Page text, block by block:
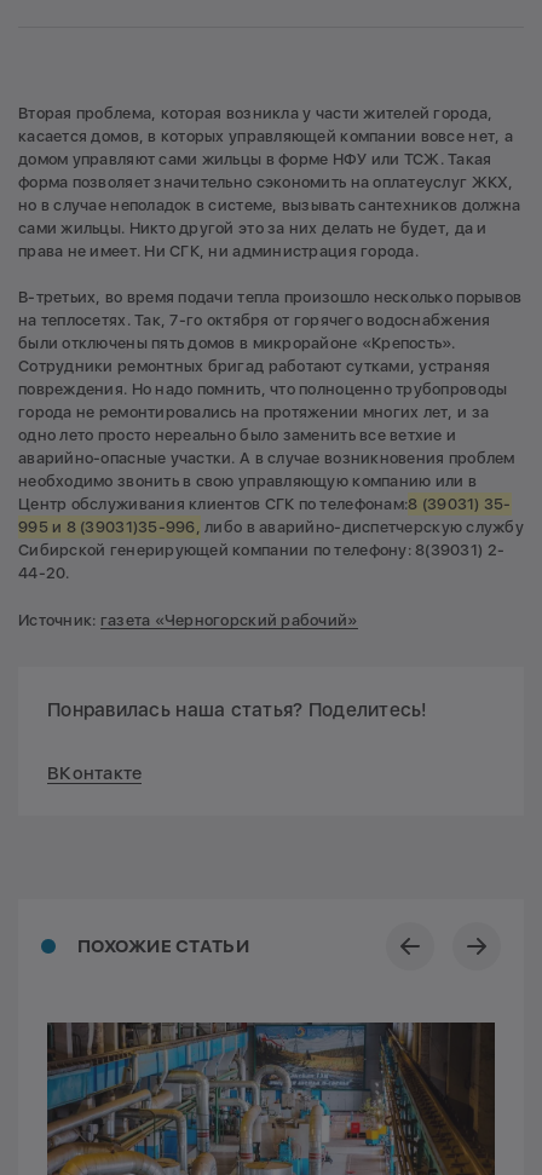
Вторая проблема, которая возникла у части жителей города,
касается домов, в которых управляющей компании вовсе нет, а
домом управляют сами жильцы в форме НФУ или ТСЖ. Такая
форма позволяет значительно сэкономить на оплатеуслуг ЖКХ,
но в случае неполадок в системе, вызывать сантехников должна
сами жильцы. Никто другой это за них делать не будет, да и
права не имеет. Ни СГК, ни администрация города.
В-третьих, во время подачи тепла произошло несколько порывов
на теплосетях. Так, 7-го октября от горячего водоснабжения
были отключены пять домов в микрорайоне «Крепость».
Сотрудники ремонтных бригад работают сутками, устраняя
повреждения. Но надо помнить, что полноценно трубопроводы
города не ремонтировались на протяжении многих лет, и за
одно лето просто нереально было заменить все ветхие и
аварийно-опасные участки. А в случае возникновения проблем
необходимо звонить в свою управляющую компанию или в
Центр обслуживания клиентов СГК по телефонам:8 (39031) 35-
995 и 8 (39031)35-996, либо в аварийно-диспетчерскую службу
Сибирской генерирующей компании по телефону: 8(39031) 2-
44-20.
Источник: газета «Черногорский рабочий»
Понравилась наша статья? Поделитесь!
ВКонтакте
ПОХОЖИЕ СТАТЬИ